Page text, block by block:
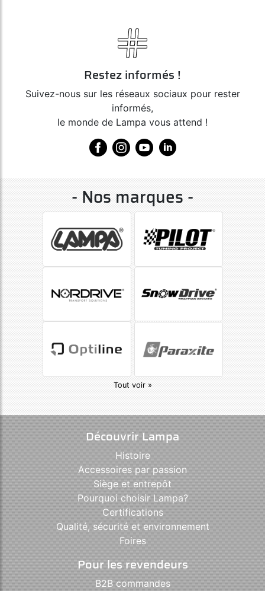
Restez informés !
Suivez-nous sur les réseaux sociaux pour rester
informés,
le monde de Lampa vous attend !
- Nos marques -
Tout voir »
Découvrir Lampa
Histoire
Accessoires par passion
Siège et entrepôt
Pourquoi choisir Lampa?
Certifications
Qualité, sécurité et environnement
Foires
Pour les revendeurs
B2B commandes